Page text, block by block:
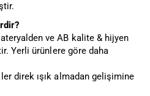
ve AB kalite & hijyen
Yerli ürünlere göre daha
direk ışık almadan gelişimine